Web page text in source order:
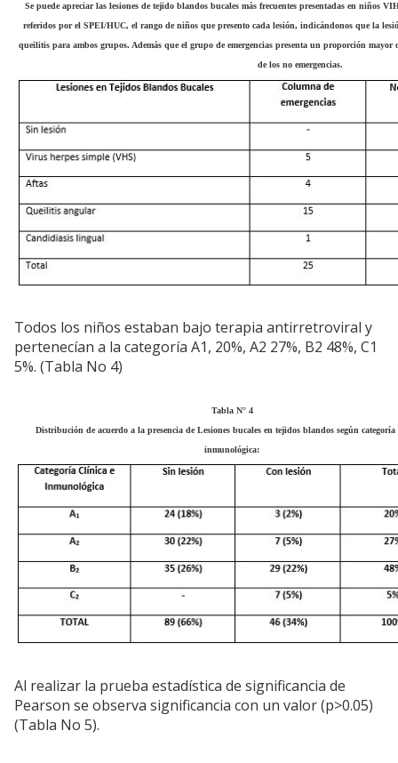
Se puede apreciar las lesiones de tejido blandos bucales más frecuentes presentadas en niños
referidos por el SPEI/HUC, el rango de niños que presento cada lesión, indicándonos que la
queilitis para ambos grupos. Además que el grupo de emergencias presenta un proporción mayor
de los no emergencias.
Todos los niños estaban bajo terapia antirretroviral y
pertenecían a la categoría A1, 20%, A2 27%, B2 48%, C1
5%. (Tabla No 4)
Tabla N° 4
Distribución de acuerdo a la presencia de Lesiones bucales en tejidos blandos según categoría
inmunológica:
Al realizar la prueba estadística de significancia de
Pearson se observa significancia con un valor (p>0.05)
(Tabla No 5).